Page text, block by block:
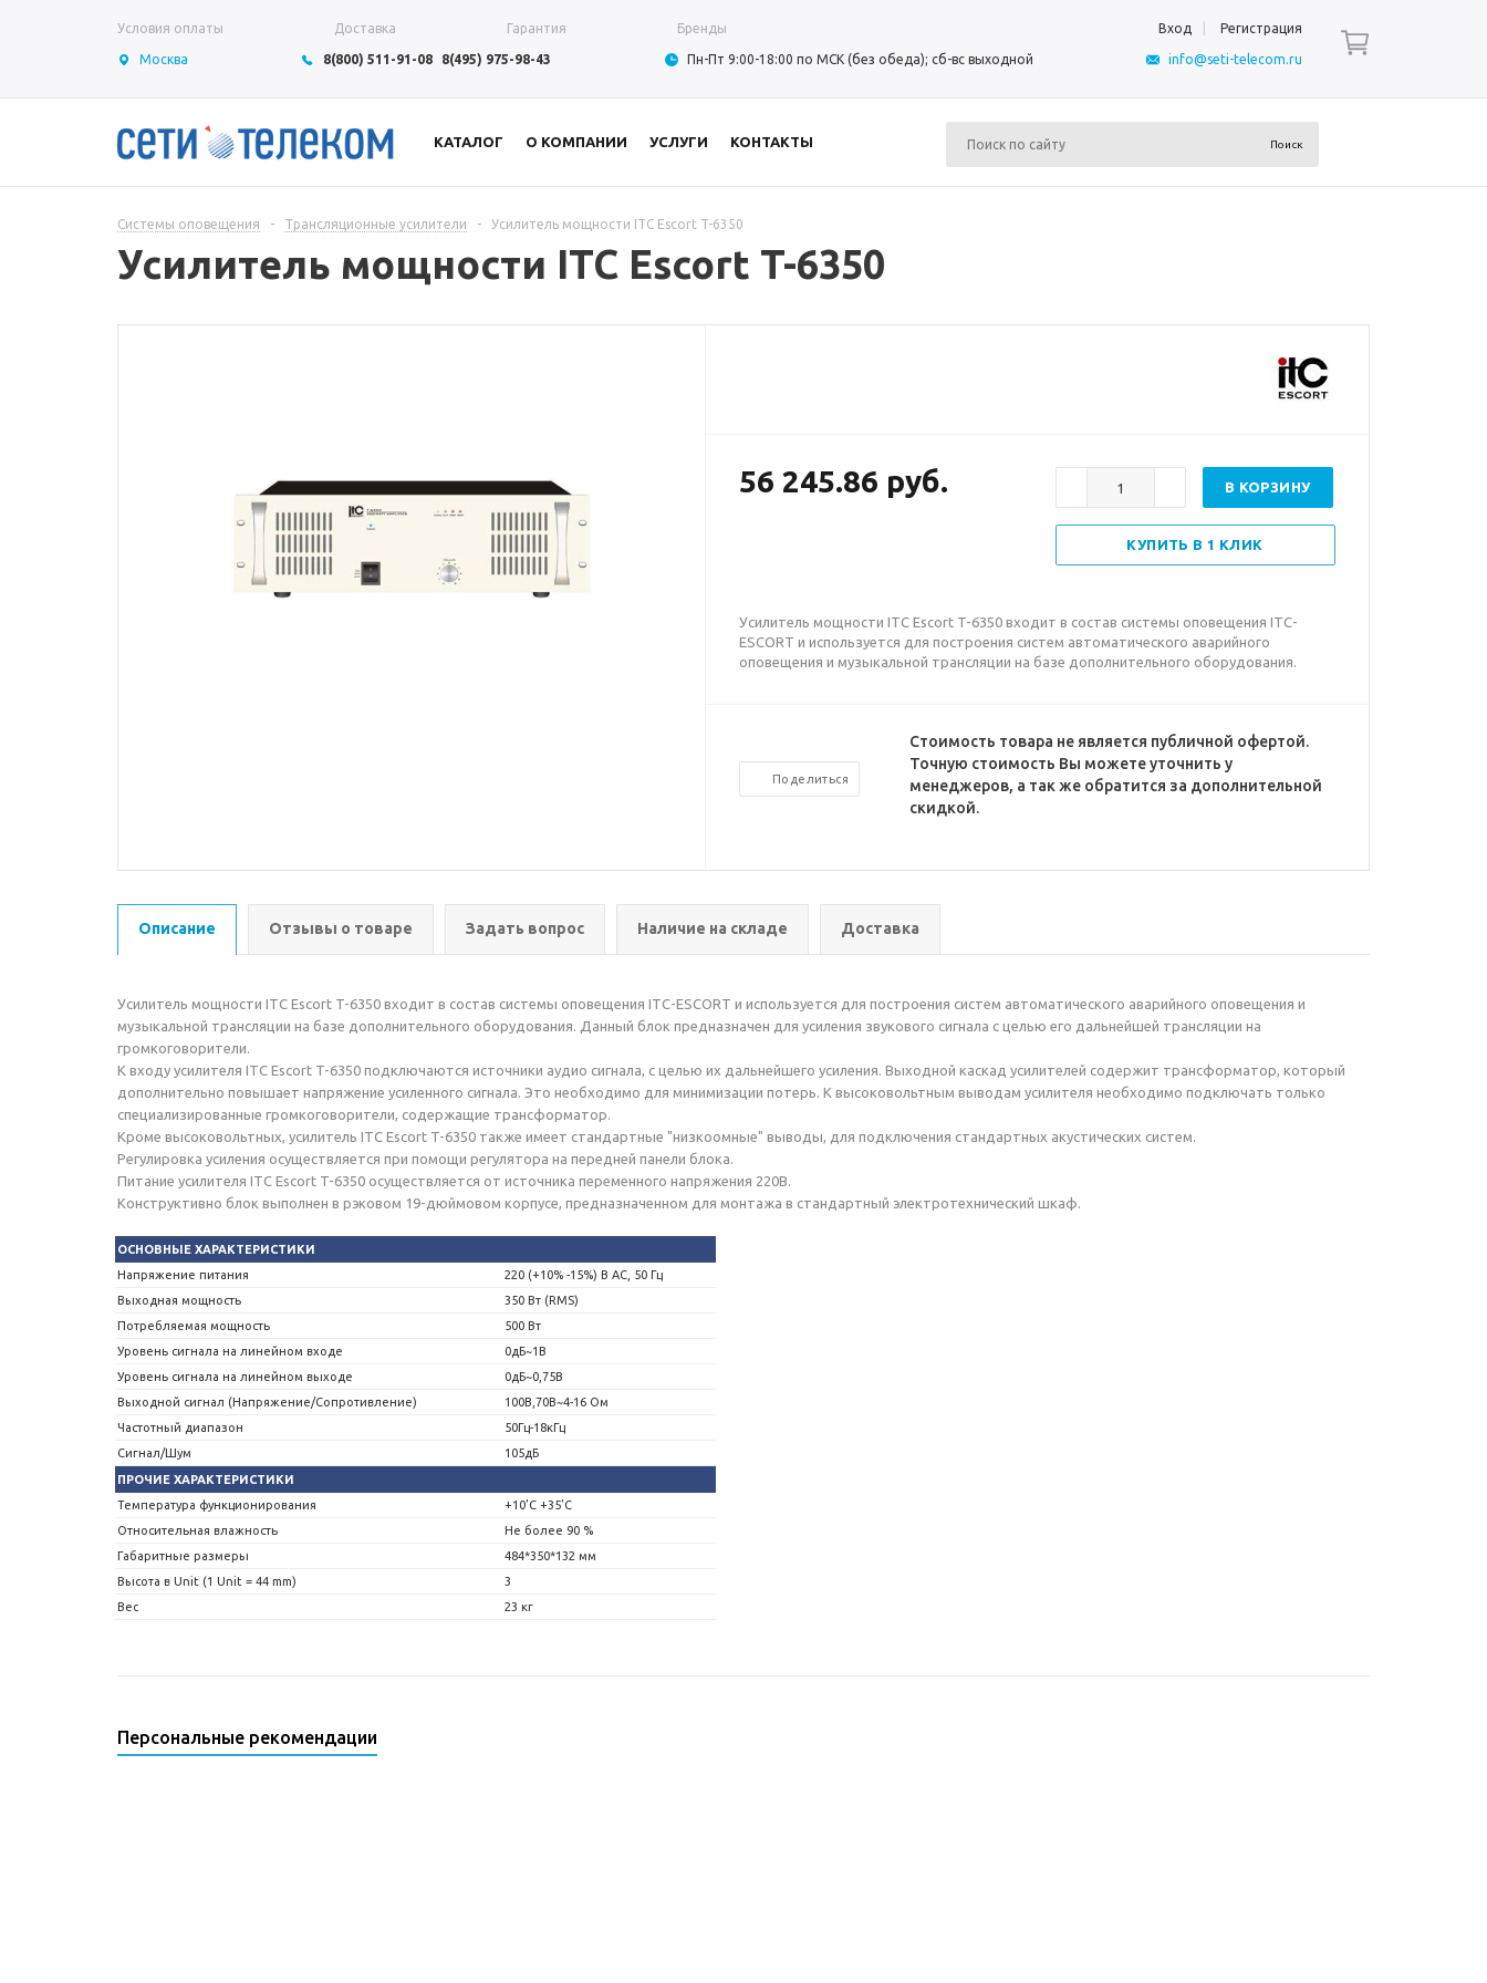
Условия оплаты Доставка Гарантия Бренды Вход Регистрация
Москва 8(800) 511-91-08 8(495) 975-98-43 Пн-Пт 9:00-18:00 по МСК (без обеда); сб-вс выходной info@seti-telecom.ru
КАТАЛОГ О КОМПАНИИ УСЛУГИ КОНТАКТЫ
Системы оповещения - Трансляционные усилители - Усилитель мощности ITC Escort T-6350
Усилитель мощности ITC Escort T-6350
56 245.86 руб. В КОРЗИНУ
КУПИТЬ В 1 КЛИК
Усилитель мощности ITC Escort T-6350 входит в состав системы оповещения ITC-
ESCORT и используется для построения систем автоматического аварийного
оповещения и музыкальной трансляции на базе дополнительного оборудования.
Поделиться
Стоимость товара не является публичной офертой.
Точную стоимость Вы можете уточнить у
менеджеров, а так же обратится за дополнительной
скидкой.
Описание Отзывы о товаре Задать вопрос Наличие на складе Доставка
Усилитель мощности ITC Escort T-6350 входит в состав системы оповещения ITC-ESCORT и используется для построения систем автоматического аварийного оповещения и
музыкальной трансляции на базе дополнительного оборудования. Данный блок предназначен для усиления звукового сигнала с целью его дальнейшей трансляции на
громкоговорители.
К входу усилителя ITC Escort T-6350 подключаются источники аудио сигнала, с целью их дальнейшего усиления. Выходной каскад усилителей содержит трансформатор, который
дополнительно повышает напряжение усиленного сигнала. Это необходимо для минимизации потерь. К высоковольтным выводам усилителя необходимо подключать только
специализированные громкоговорители, содержащие трансформатор.
Кроме высоковольтных, усилитель ITC Escort T-6350 также имеет стандартные "низкоомные" выводы, для подключения стандартных акустических систем.
Регулировка усиления осуществляется при помощи регулятора на передней панели блока.
Питание усилителя ITC Escort T-6350 осуществляется от источника переменного напряжения 220В.
Конструктивно блок выполнен в рэковом 19-дюймовом корпусе, предназначенном для монтажа в стандартный электротехнический шкаф.
ОСНОВНЫЕ ХАРАКТЕРИСТИКИ
Напряжение питания
220 (+10% -15%) В АС, 50 Гц
Выходная мощность
350 Вт (RMS)
Потребляемая мощность
500 Вт
Уровень сигнала на линейном входе
0дБ~1В
Уровень сигнала на линейном выходе
0дБ~0,75В
Выходной сигнал (Напряжение/Сопротивление)
100В,70В~4-16 Ом
Частотный диапазон
50Гц-18кГц
Сигнал/Шум
105дБ
ПРОЧИЕ ХАРАКТЕРИСТИКИ
Температура функционирования
+10’C +35’C
Относительная влажность
Не более 90 %
Габаритные размеры
484*350*132 мм
Высота в Unit (1 Unit = 44 mm)
3
Вес
23 кг
Персональные рекомендации